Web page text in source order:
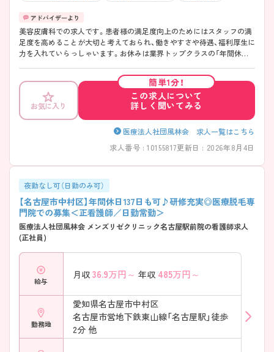
美容皮膚科での求人です。患者様の満足度向上のためにはスタッフの満
足度を高めることが大切と考えておられ、働きやすさや待遇、福利厚生に
力を入れていらっしゃいます。お休みは業界トップクラスの「年間休日
できます！職員割引で点滴や注射等が受けられるなど嬉しい福利厚生も
あります☆また、美容未経験でのご応募も可能で、約9割の看護師様が美
容未経験からご入職されています。手厚い教育体制で安心してご就業い
ただけます。ご興味のある方には、面接対策ポイントなど、さらに詳細を
ご案内しますのでお気軽にご相談ください！
お気に入り
簡単1分！
この求人について
詳しく聞いてみる
医療法人社団風林会 求人一覧はこちら
求人番号 : 10155817更新日 : 2026年8月4日
夜勤なし可（日勤のみ可）
【名古屋市中村区】年間休日137日も可♪研修充実◎医療脱毛専
門院での募集＜正看護師／日勤常勤＞
医療法人社団風林会 メンズリゼクリニック名古屋駅前院の看護師求人
(正社員)
給与
月収 36.9万円～ 年収 485万円～
勤務地
愛知県名古屋市中村区
名古屋市営地下鉄東山線「名古屋駅」徒歩
2分 他